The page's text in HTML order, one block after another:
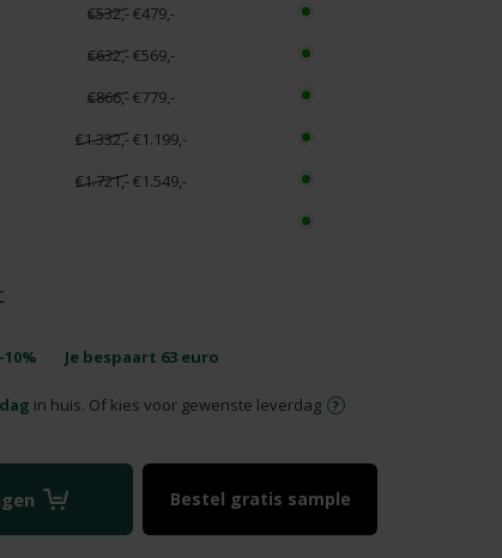
€532,-€479,-
€632,-€569,-
€866,-€779,-
€1.332,-€1.199,-
€1.721,-€1.549,-
-10% Je bespaart 63euro
in huis. Of kies voor gewenste leverdag
Bestel gratis sample